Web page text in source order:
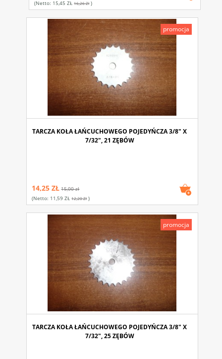
(netto: 15,45 ZŁ 16,26 Zł)
TARCZA KOŁA ŁAŃCUCHOWEGO POJEDYŃCZA 3/8" X
7/32", 21 ZĘBÓW
14,25 ZŁ 15,00 zł
(netto: 11,59 ZŁ 12,20 Zł)
promocja
TARCZA KOŁA ŁAŃCUCHOWEGO POJEDYŃCZA 3/8" X
7/32", 25 ZĘBÓW
promocja